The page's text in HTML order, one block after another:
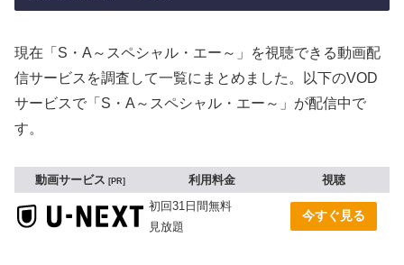
現在「S・A～スペシャル・エー～」を視聴できる動画配
信サービスを調査して一覧にまとめました。以下のVOD
サービスで「S・A～スペシャル・エー～」が配信中で
す。
動画サービス PR 利用料金
視聴
初回31日間無料
見放題
今すぐ見る